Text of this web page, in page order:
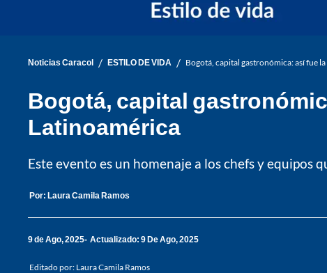
Noticias Caracol / ESTILO DE VIDA / Bogotá, capital gastronómica: así fue
Bogotá, capital
Latinoamérica
Este evento es un homenaje a los chefs y equipos
Por: Laura Camila Ramos
9 de Ago, 2025 Actualizado: 9 De Ago, 2025
Editado por: Laura Camila Ramos